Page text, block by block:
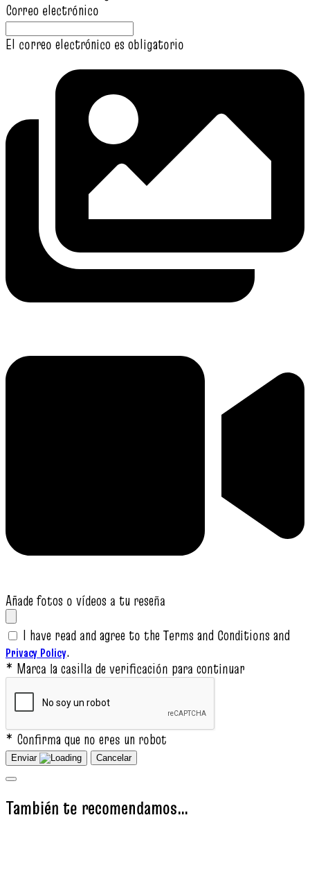
Correo electrónico
El correo electrónico es obligatorio
Añade fotos o vídeos a tu reseña
I have read and agree to the Terms and Conditions and
Privacy Policy.
* Marca la casilla de verificación para continuar
* Confirma que no eres un robot
Enviar Cancelar
También te recomendamos…